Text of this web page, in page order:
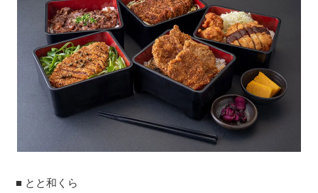
■ とと和くら